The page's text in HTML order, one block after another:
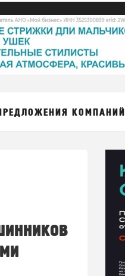
КОМПАНИЙ